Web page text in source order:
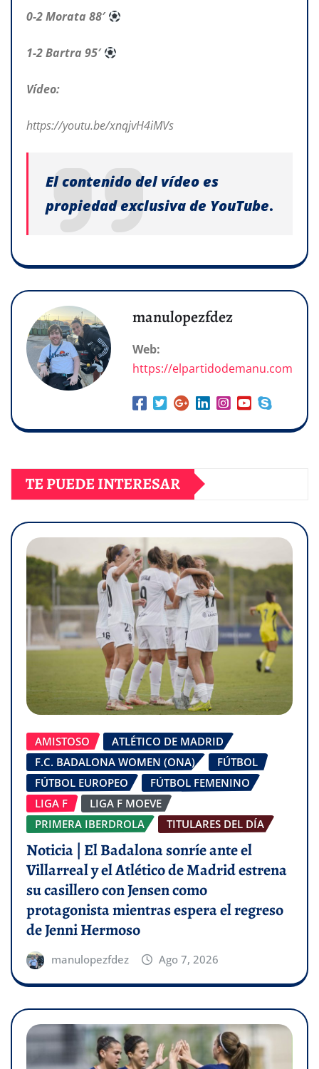
0-2 Morata 88′
1-2 Bartra 95′
Vídeo:
https://youtu.be/xnqjvH4iMVs
El contenido del vídeo es
propiedad exclusiva de YouTube.
manulopezfdez
Web:
https://elpartidodemanu.com
TE PUEDE INTERESAR
AMISTOSO
ATLÉTICO DE MADRID
F.C. BADALONA WOMEN (ONA)
FÚTBOL
FÚTBOL EUROPEO
FÚTBOL FEMENINO
LIGA F
LIGA F MOEVE
PRIMERA IBERDROLA
TITULARES DEL DÍA
Noticia | El Badalona sonríe ante el
Villarreal y el Atlético de Madrid estrena
su casillero con Jensen como
protagonista mientras espera el regreso
de Jenni Hermoso
manulopezfdez Ago 7, 2026